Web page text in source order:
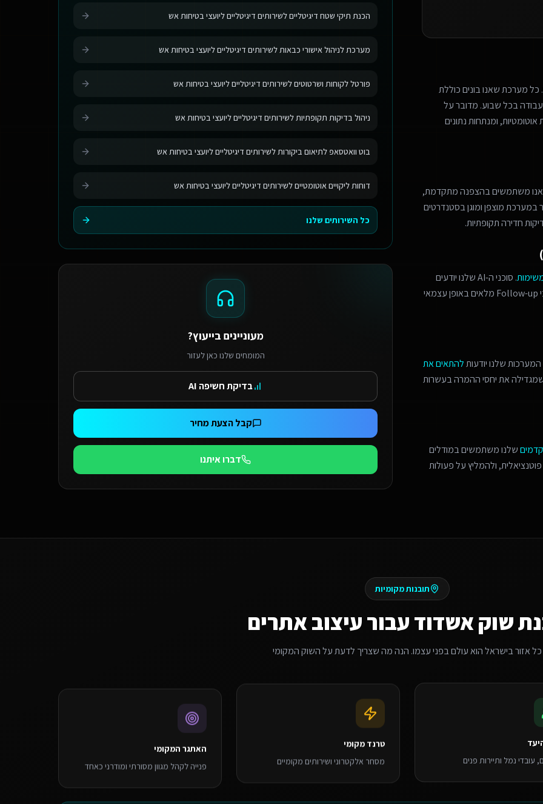
כל מערכת שאנו בונים כוללת
בכל שבוע. מדובר על
ומנתחות נתונים
משתמשים בהצפנה מתקדמת,
במערכת מוצפן ומוגן בסטנדרטים
חדירה תקופתיות.
. סוכני ה-AI שלנו יודעים
לזהות הזדמנויות מכירה, לתאם פגישות מורכבות, ולנהל תהליכי Follow-up מלאים באופן עצמאי
שלנו יודעותלהתאים את
שמגדילה את יחסי ההמרה בעשרות
שלנו משתמשים במודלים
ולהמליץ על פעולות
הכנת תיקי שטח דיגיטליים לשירותים דיגיטליים ליועצי בטיחות אש
מערכת לניהול אישורי כבאות לשירותים דיגיטליים ליועצי בטיחות אש
פורטל לקוחות ושרטוטים לשירותים דיגיטליים ליועצי בטיחות אש
ניהול בדיקות תקופתיות לשירותים דיגיטליים ליועצי בטיחות אש
בוט וואטסאפ לתיאום ביקורות לשירותים דיגיטליים ליועצי בטיחות אש
דוחות ליקויים אוטומטיים לשירותים דיגיטליים ליועצי בטיחות אש
כל השירותים שלנו
מעוניינים בייעוץ?
המומחים שלנו כאן לעזור
בדיקת חשיפה AI
קבל הצעת מחיר
דברו איתנו
תובנות מקומיות
שוקאשדודעבורעיצוב אתרים
כל אזור בישראל הוא עולם בפני עצמו. הנה מה שצריך לדעת על השוק המקומי
עובדי נמל ותיירות פנים
טרנד מקומי
מסחר אלקטרוני ושירותים מקומיים
פנייה לקהל מגוון מסורתי ומודרני כאחד